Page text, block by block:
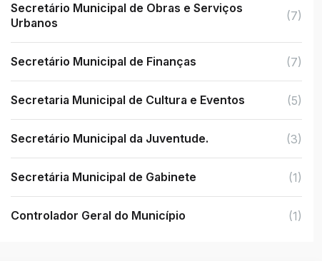
Secretário Municipal de Obras e Serviços
Urbanos
(7)
Secretário Municipal de Finanças (7)
Secretaria Municipal de Cultura e Eventos (5)
Secretário Municipal da Juventude. (3)
Secretária Municipal de Gabinete (1)
Controlador Geral do Município (1)